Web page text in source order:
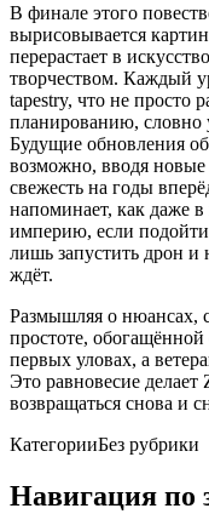
В финале этого
вырисовывается
перерастает в
творчеством. Каждый
tapestry, что не просто
планированию, словно
Будущие обновления
возможно, вводя
свежесть на годы
напоминает, как даже
империю, если
лишь запустить дрон
ждёт.
Размышляя о нюансах,
простоте, обогащённой
первых уловах, а
Это равновесие делает
возвращаться снова и
КатегорииБез рубрики
Навигация по